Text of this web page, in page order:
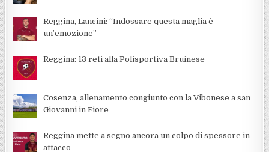
Reggina, Lancini: “Indossare questa maglia è
un’emozione”
Reggina: 13 reti alla Polisportiva Bruinese
Cosenza, allenamento congiunto con la Vibonese a san
Giovanni in Fiore
Reggina mette a segno ancora un colpo di spessore in
attacco